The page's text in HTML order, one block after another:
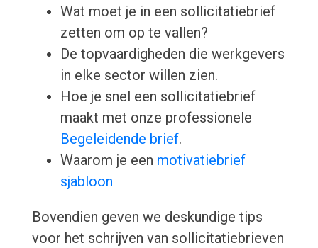
Wat moet je in een sollicitatiebrief
zetten om op te vallen?
De topvaardigheden die werkgevers
in elke sector willen zien.
Hoe je snel een sollicitatiebrief
maakt met onze professionele
Begeleidende brief.
Waarom je een motivatiebrief
sjabloon
Bovendien geven we deskundige tips
voor het schrijven van sollicitatiebrieven